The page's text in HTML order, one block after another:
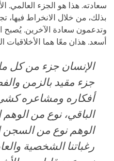
سعادته. هذا هو الجزء العالمي.
بذلك، من خلال الانخراط فيها،
وتدعمون سعادة الآخرين. يُصبح
أسعد. هذان معًا هما الأخلاقيات
الإنسان جزء من كل
جزء مقيد بالزمن
أفكاره ومشاعره
الباقي، نوع من
الوهم نوع من السجن
رغباتنا الشخصية